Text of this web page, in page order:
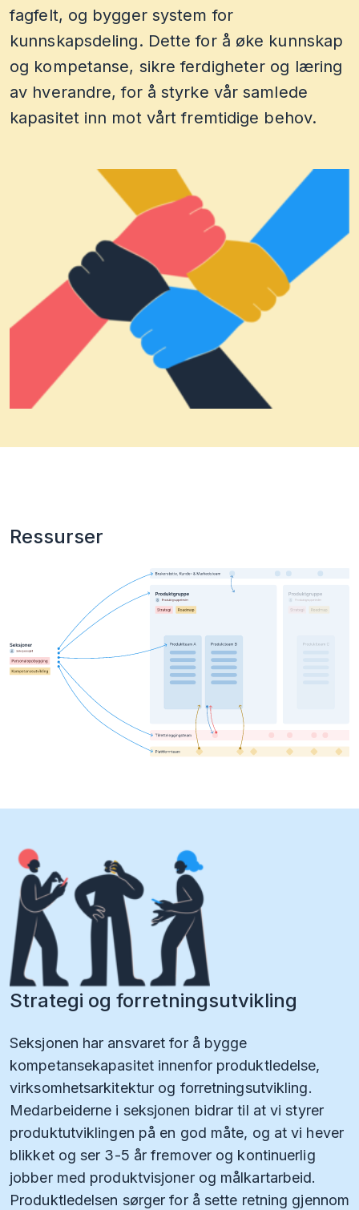
fagfelt, og bygger system for
kunnskapsdeling. Dette for å øke kunnskap
og kompetanse, sikre ferdigheter og læring
av hverandre, for å styrke vår samlede
kapasitet inn mot vårt fremtidige behov.
Ressurser
Strategi og forretnings­utvikling
Seksjonen har ansvaret for å bygge
kompetansekapasitet innenfor produktledelse,
virksomhetsarkitektur og forretningsutvikling.
Medarbeiderne i seksjonen bidrar til at vi styrer
produktutviklingen på en god måte, og at vi hever
blikket og ser 3-5 år fremover og kontinuerlig
jobber med produktvisjoner og målkartarbeid.
Produktledelsen sørger for å sette retning gjennom